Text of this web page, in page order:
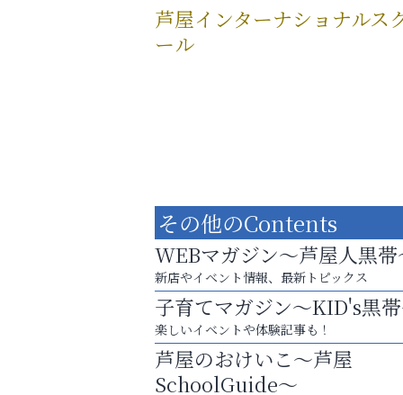
芦屋インターナショナルス
ール
英語で育つ、世界が広がる！
トレファク出張買取
その他のContents
WEBマガジン～芦屋人黒帯
新店やイベント情報、最新トピックス
子育てマガジン～KID's黒
楽しいイベントや体験記事も！
芦屋のおけいこ～芦屋
SchoolGuide～